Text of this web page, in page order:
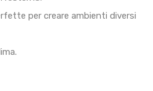
per creare ambienti diversi